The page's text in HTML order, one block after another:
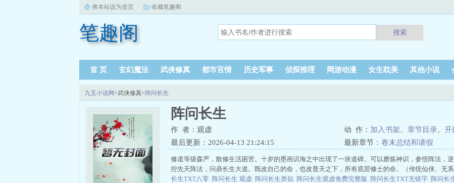
将本站设为首页 收藏笔趣阁
笔趣阁 搜索
首 页 玄幻魔法 武侠修真 都市言情 历史军事 侦探推理 网游动漫 女生耽美 其他小说
九五小说网>武侠修真> 阵问长生
阵问长生
作 者：观虚 动 作： 加入书架 章节目录
开
最后更新：2026-04-13 21:24:15
最新章节： 卷末总结和请假
修道等级森严，散修生活困苦。十岁的墨画识海之中出现了一块道碑。可以磨炼神识，参悟阵法，
控先天阵法，问鼎长生大道。既改自己的命，也改普天之下，所有底层修士的命。（传统仙侠、无系
长生TXT八零 阵问长生 观虚 阵问长生类似 阵问长生观虚免费完整版 阵问长生TXT无错字 阵问长